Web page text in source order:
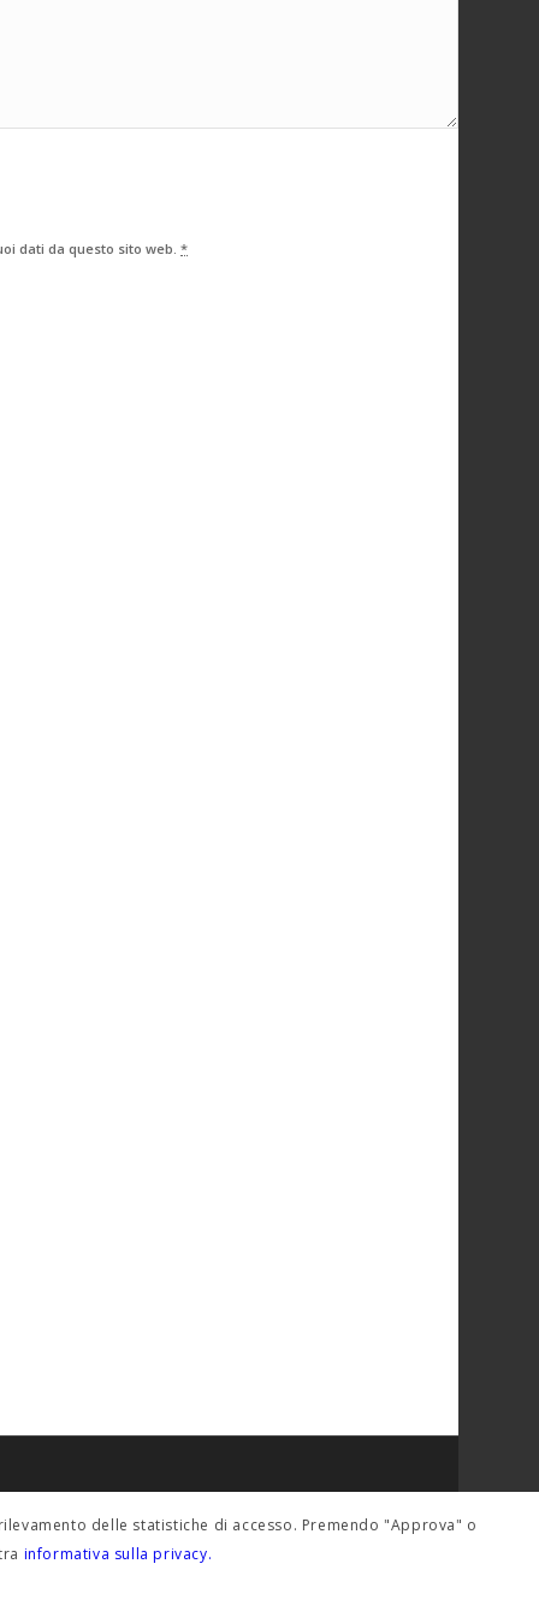
dati da questo sito web.*
delle statistiche di accesso. Premendo "Approva" o
informativa sulla privacy.